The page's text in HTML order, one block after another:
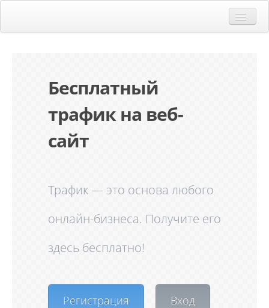
Контакты
Бесплатный
трафик на веб-
сайт
Трафик — это основа любого
онлайн-бизнеса. Получите его
здесь бесплатно!
Регистрация Вход